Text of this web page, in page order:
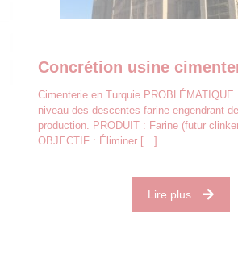
Concrétion usine
Cimenterie en Turquie
niveau des descentes farine engendrant
production. PRODUIT : Farine (futur
OBJECTIF : Éliminer[…]
Lire plus